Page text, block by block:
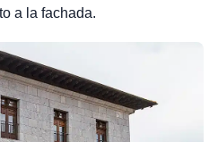
a la fachada.